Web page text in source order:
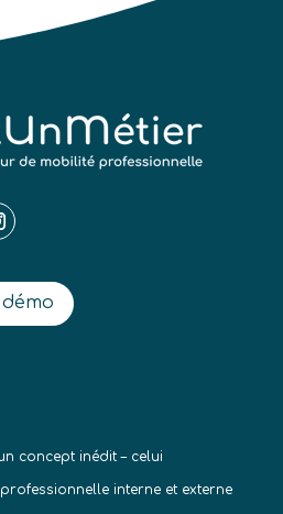
concept inédit – celui
interne et externe